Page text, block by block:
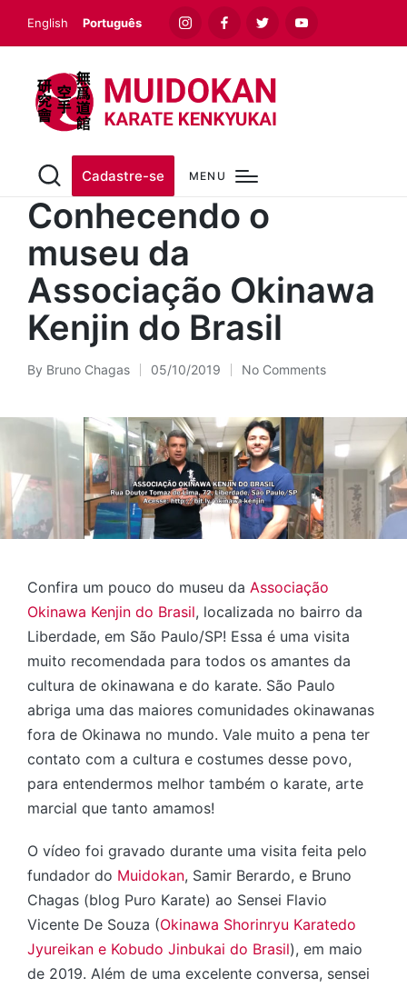
English Português
InstagramFacebookTwitterYoutube
Cadastre-se MENU
Conhecendo o
museu da
Associação Okinawa
Kenjin do Brasil
Posted
By Bruno Chagas 05/10/2019 No Comments
Confira um pouco do museu da Associação
Okinawa Kenjin do Brasil, localizada no bairro da
Liberdade, em São Paulo/SP! Essa é uma visita
muito recomendada para todos os amantes da
cultura de okinawana e do karate. São Paulo
abriga uma das maiores comunidades okinawanas
fora de Okinawa no mundo. Vale muito a pena ter
contato com a cultura e costumes desse povo,
para entendermos melhor também o karate, arte
marcial que tanto amamos!
O vídeo foi gravado durante uma visita feita pelo
fundador do Muidokan, Samir Berardo, e Bruno
Chagas (blog Puro Karate) ao Sensei Flavio
Vicente De Souza (Okinawa Shorinryu Karatedo
Jyureikan e Kobudo Jinbukai do Brasil), em maio
de 2019. Além de uma excelente conversa, sensei